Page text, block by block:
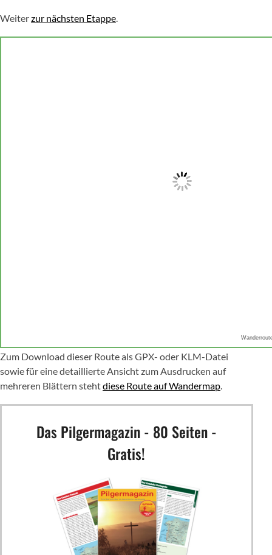
Weiterzur nächsten Etappe.
Zum Download dieser Route als GPX- oder KLM-Datei
sowie für eine detaillierte Ansicht zum Ausdrucken auf
mehreren Blättern stehtdiese Route auf Wandermap.
Das Pilgermagazin - 80 Seiten -
Gratis!